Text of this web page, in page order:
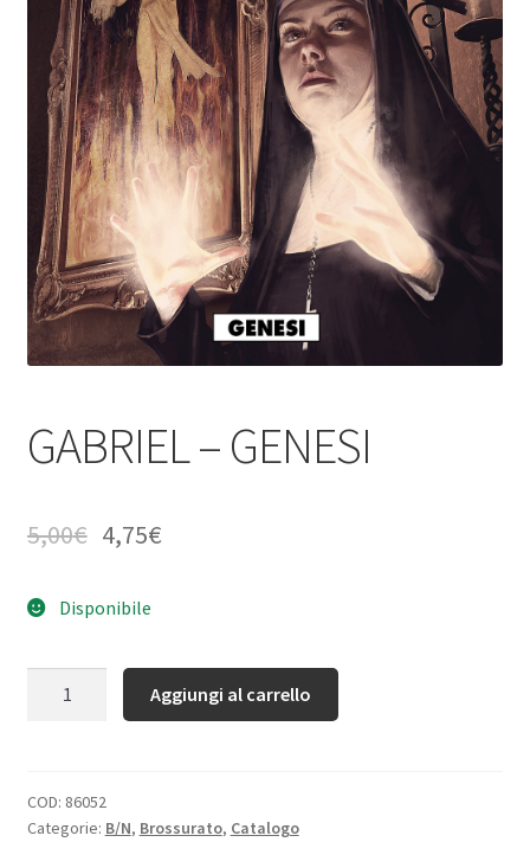
GABRIEL – GENESI
5,00€ 4,75€
Disponibile
Aggiungi al carrello
COD: 86052
Categorie: B/N, Brossurato, Catalogo